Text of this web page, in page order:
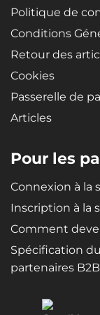
Ne versez pas
Des bâtonnets
vapeur
Politique de
Conditions
Retour des
Cookies
Passerelle de
Articles
Pour les
Connexion à la
Inscription à la
Comment
Spécification
partenaires B2B